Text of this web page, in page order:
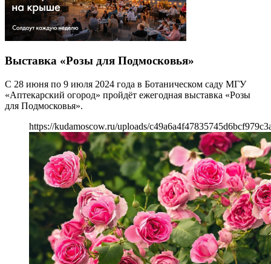
Выставка «Розы для Подмосковья»
С 28 июня по 9 июля 2024 года в Ботаническом саду МГУ
«Аптекарский огород» пройдёт ежегодная выставка «Розы
для Подмосковья».
https://kudamoscow.ru/uploads/